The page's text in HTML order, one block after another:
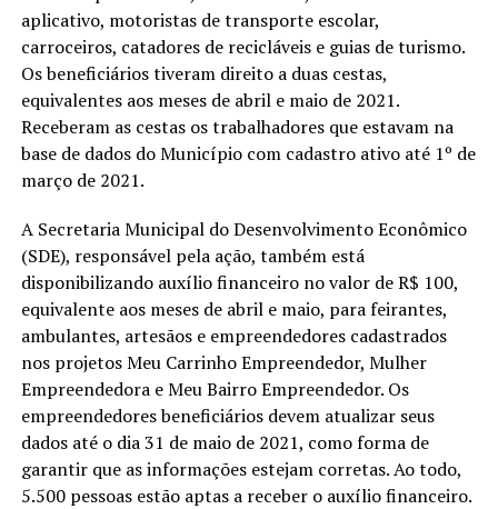
aplicativo, motoristas de transporte escolar,
carroceiros, catadores de recicláveis e guias de turismo.
Os beneficiários tiveram direito a duas cestas,
equivalentes aos meses de abril e maio de 2021.
Receberam as cestas os trabalhadores que estavam na
base de dados do Município com cadastro ativo até 1º de
março de 2021.
A Secretaria Municipal do Desenvolvimento Econômico
(SDE), responsável pela ação, também está
disponibilizando auxílio financeiro no valor de R$ 100,
equivalente aos meses de abril e maio, para feirantes,
ambulantes, artesãos e empreendedores cadastrados
nos projetos Meu Carrinho Empreendedor, Mulher
Empreendedora e Meu Bairro Empreendedor. Os
empreendedores beneficiários devem atualizar seus
dados até o dia 31 de maio de 2021, como forma de
garantir que as informações estejam corretas. Ao todo,
5.500 pessoas estão aptas a receber o auxílio financeiro.